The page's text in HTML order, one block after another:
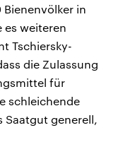
in
es weiteren
Tschiersky-
die Zulassung
für
schleichende
Saatgut generell,